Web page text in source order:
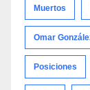
Muertos
Omar
Posiciones